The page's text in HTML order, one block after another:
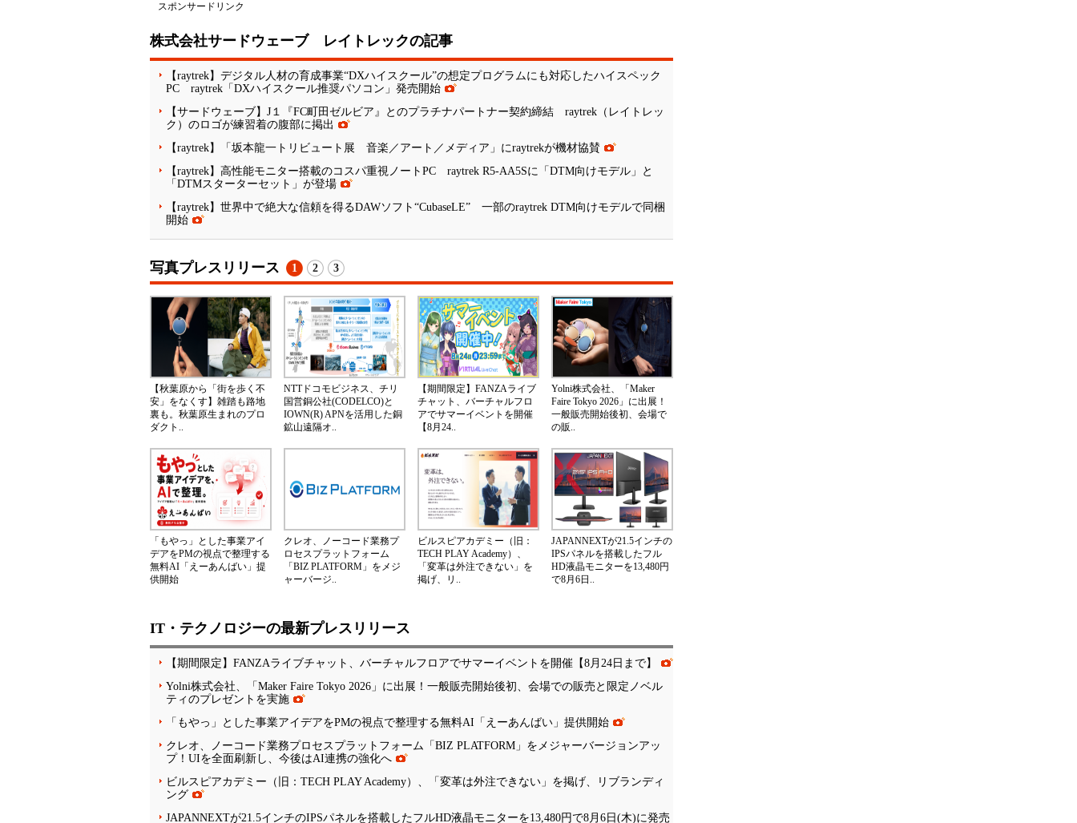
スポンサードリンク
株式会社サードウェーブ レイトレックの記事
【raytrek】デジタル人材の育成事業“DXハイスクール”の想定プログラムにも対応したハイスペック
PC raytrek「DXハイスクール推奨パソコン」発売開始
【サードウェーブ】J１『FC町田ゼルビア』とのプラチナパートナー契約締結 raytrek（レイトレッ
ク）のロゴが練習着の腹部に掲出
【raytrek】「坂本龍一トリビュート展 音楽／アート／メディア」にraytrekが機材協賛
【raytrek】高性能モニター搭載のコスパ重視ノートPC raytrek R5-AA5Sに「DTM向けモデル」と
「DTMスターターセット」が登場
【raytrek】世界中で絶大な信頼を得るDAWソフト“CubaseLE” 一部のraytrek DTM向けモデルで同梱
開始
写真プレスリリース 1 2 3
【秋葉原から「街を歩く不
安」をなくす】雑踏も路地
裏も。秋葉原生まれのプロ
ダクト..
NTTドコモビジネス、チリ
国営銅公社(CODELCO)と
IOWN(R) APNを活用した銅
鉱山遠隔オ..
【期間限定】FANZAライブ
チャット、バーチャルフロ
アでサマーイベントを開催
【8月24..
Yolni株式会社、「Maker
Faire Tokyo 2026」に出展！
一般販売開始後初、会場で
の販..
「もやっ」とした事業アイ
デアをPMの視点で整理する
無料AI「えーあんばい」提
供開始
クレオ、ノーコード業務プ
ロセスプラットフォーム
「BIZ PLATFORM」をメジ
ャーバージ..
ビルスピアカデミー（旧：
TECH PLAY Academy）、
「変革は外注できない」を
掲げ、リ..
JAPANNEXTが21.5インチの
IPSパネルを搭載したフル
HD液晶モニターを13,480円
で8月6日..
IT・テクノロジーの最新プレスリリース
【期間限定】FANZAライブチャット、バーチャルフロアでサマーイベントを開催【8月24日まで】
Yolni株式会社、「Maker Faire Tokyo 2026」に出展！一般販売開始後初、会場での販売と限定ノベル
ティのプレゼントを実施
「もやっ」とした事業アイデアをPMの視点で整理する無料AI「えーあんばい」提供開始
クレオ、ノーコード業務プロセスプラットフォーム「BIZ PLATFORM」をメジャーバージョンアッ
プ！UIを全面刷新し、今後はAI連携の強化へ
ビルスピアカデミー（旧：TECH PLAY Academy）、「変革は外注できない」を掲げ、リブランディ
ング
JAPANNEXTが21.5インチのIPSパネルを搭載したフルHD液晶モニターを13,480円で8月6日(木)に発売